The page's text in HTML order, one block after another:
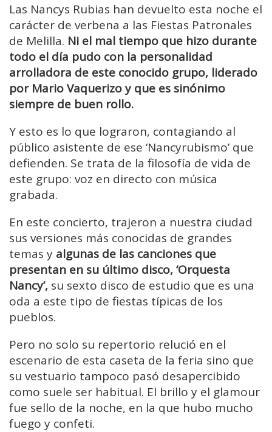
Las Nancys Rubias han devuelto esta noche el
carácter de verbena a las Fiestas Patronales
de Melilla. Ni el mal tiempo que hizo durante
todo el día pudo con la personalidad
arrolladora de este conocido grupo, liderado
por Mario Vaquerizo y que es sinónimo
siempre de buen rollo.
Y esto es lo que lograron, contagiando al
público asistente de ese ‘Nancyrubismo’ que
defienden. Se trata de la filosofía de vida de
este grupo: voz en directo con música
grabada.
En este concierto, trajeron a nuestra ciudad
sus versiones más conocidas de grandes
temas y algunas de las canciones que
presentan en su último disco, ‘Orquesta
Nancy’, su sexto disco de estudio que es una
oda a este tipo de fiestas típicas de los
pueblos.
Pero no solo su repertorio relució en el
escenario de esta caseta de la feria sino que
su vestuario tampoco pasó desapercibido
como suele ser habitual. El brillo y el glamour
fue sello de la noche, en la que hubo mucho
fuego y confeti.